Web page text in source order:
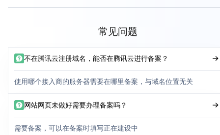
常见问题
不在腾讯云注册域名，能否在腾讯云进行备案？
使用哪个接入商的服务器需要在哪里备案，与域名位置无关
网站网页未做好需要办理备案吗？
需要备案，可以在备案时填写正在建设中